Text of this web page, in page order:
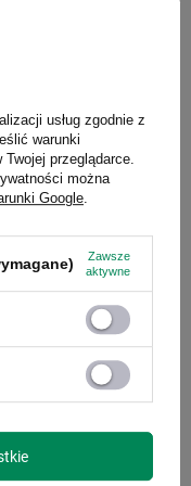
siebie butelkę, zwróć
przypadkowo się nie
które nie przenoszą i
(możesz bez
usług zgodnie z
warunki
przeglądarce.
można
Google.
Zawsze
aktywne